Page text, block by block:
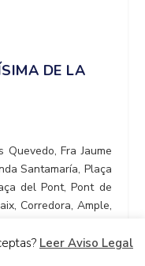
DE LA
Fra Jaume
Santamaría, Plaça
del Pont, Pont de
Corredora, Ample,
Leer Aviso Legal